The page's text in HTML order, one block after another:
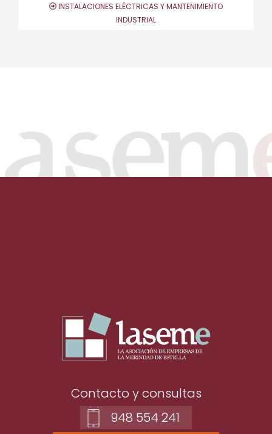
INSTALACIONES ELÉCTRICAS Y MANTENIMIENTO
INDUSTRIAL
Contacto y consultas
948 554 241